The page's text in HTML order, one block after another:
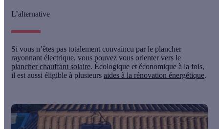
L’alternative
Si vous n’êtes pas totalement convaincu par le plancher
rayonnant électrique, vous pouvez vous orienter vers le
plancher chauffant solaire. Écologique et économique à la fois,
il est aussi éligible à plusieurs aides à la rénovation énergétique.